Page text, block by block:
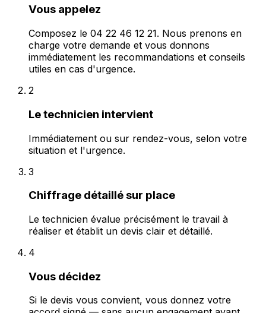
Vous appelez
Composez le 04 22 46 12 21. Nous prenons en
charge votre demande et vous donnons
immédiatement les recommandations et conseils
utiles en cas d'urgence.
2
Le technicien intervient
Immédiatement ou sur rendez-vous, selon votre
situation et l'urgence.
3
Chiffrage détaillé sur place
Le technicien évalue précisément le travail à
réaliser et établit un devis clair et détaillé.
4
Vous décidez
Si le devis vous convient, vous donnez votre